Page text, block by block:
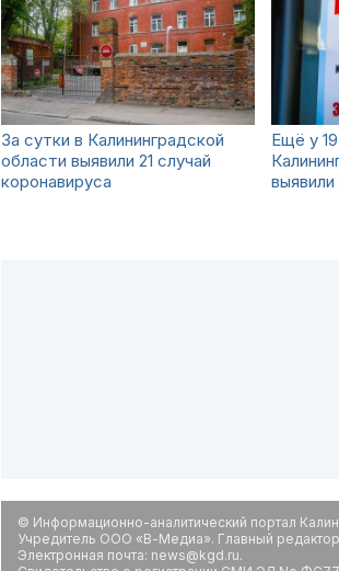
За сутки в Калининградской
области выявили 21 случай
коронавируса
Ещё у
© Информационно-аналитический портал
Учредитель ООО «В-Медиа». Главный
Электронная почта: news@kgd.ru.